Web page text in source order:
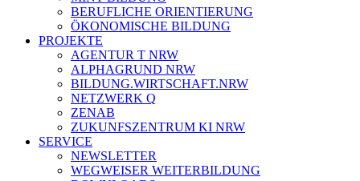
BERUFLICHE ORIENTIERUNG
ÖKONOMISCHE BILDUNG
PROJEKTE
AGENTUR T NRW
ALPHAGRUND NRW
BILDUNG.WIRTSCHAFT.NRW
NETZWERK Q
ZENAB
ZUKUNFSZENTRUM KI NRW
SERVICE
NEWSLETTER
WEGWEISER WEITERBILDUNG